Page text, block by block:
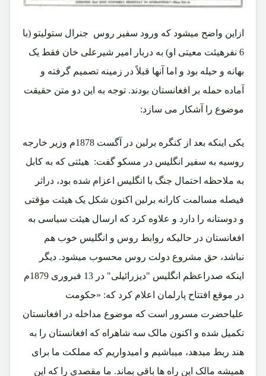
ازاین واضح میشود که ورود سفیر روس جنرال ستولیتو (با
6 نفرهیئت معیتی او) به دربار امیر شیرعلی خان فقط یک
بهانه و حیله بود و اما آنها قبلاً در زمینه تصمیم گرفته و
آماده حمله بر افغانستان بودند. توجه به این دو متن حقیقت
موضوع را آشکار می سازد:
یکی اینکه بعد از کنگره برلین در آگست 1878م وزیر خارجه
روسیه به سفیر انگلیس در مسکو گفت: هیئتی که به کابل
به ملاحظه احتمال جنگ با انگلیس اعزام شده بود، دراثر
فیصله مسالمت کارانه برلین اکنون شکل یک هیئت مؤقتی
و دوستانه را دارد و علاوه کرد که ارسال هیئت سیاسی به
افغانستان در حالیکه روابط روس و انگلیس خوب هم
نباشد، حق مشروع دولت روس محسوب میشود. دیگر
اینکه صدراعظم انگلیس "دیزرائیلی" در 13 فبروری 1879م
در موقع افتتاح پارلمان اعلام کرد که: «حکومت
علیاحضرت مسرور است که موضوع مداخله در افغانستان
تکمیل شده و اکنون مالک سه شاهراه که افغانستان را به
هند ربط میدهد، میباشیم و امیدواریم که مملکت ما برای
همیشه مالک این راه ها باقی بماند. ما مقصدی را که این